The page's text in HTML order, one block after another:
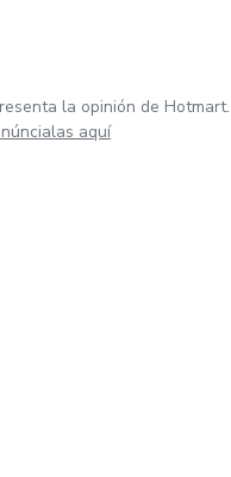
la opinión de Hotmart.
aquí